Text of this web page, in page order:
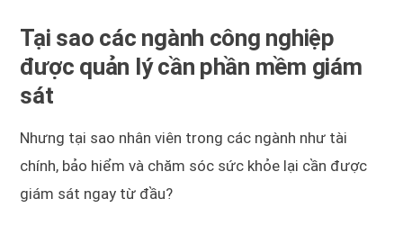
Tại sao các ngành công nghiệp
được quản lý cần phần mềm giám
sát
Nhưng tại sao nhân viên trong các ngành như tài
chính, bảo hiểm và chăm sóc sức khỏe lại cần được
giám sát ngay từ đầu?